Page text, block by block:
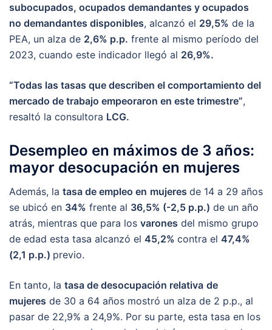
subocupados, ocupados demandantes y ocupados
no demandantes disponibles, alcanzó el 29,5% de la
PEA, un alza de 2,6% p.p. frente al mismo período del
2023, cuando este indicador llegó al 26,9%.
“Todas las tasas que describen el comportamiento del
mercado de trabajo empeoraron en este trimestre”,
resaltó la consultora LCG.
Desempleo en máximos de 3 años:
mayor desocupación en mujeres
Además, la tasa de empleo en mujeres de 14 a 29 años
se ubicó en 34% frente al 36,5% (-2,5 p.p.) de un año
atrás, mientras que para los varones del mismo grupo
de edad esta tasa alcanzó el 45,2% contra el 47,4%
(2,1 p.p.) previo.
En tanto, la tasa de desocupación relativa de
mujeres de 30 a 64 años mostró un alza de 2 p.p., al
pasar de 22,9% a 24,9%. Por su parte, esta tasa en los